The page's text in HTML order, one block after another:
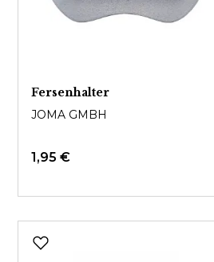
Fersenhalter
JOMA GMBH
1,95 €